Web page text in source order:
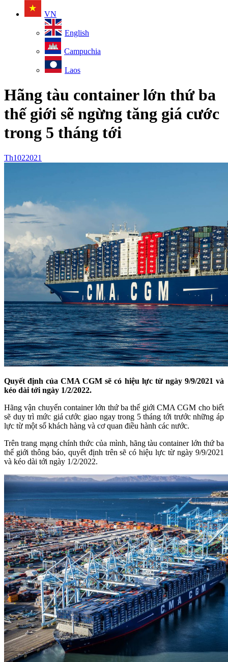
VN
English
Campuchia
Laos
Hãng tàu container lớn thứ ba
thế giới sẽ ngừng tăng giá cước
trong 5 tháng tới
Th1022021
Quyết định của CMA CGM sẽ có hiệu lực từ ngày 9/9/2021 và
kéo dài tới ngày 1/2/2022.
Hãng vận chuyển container lớn thứ ba thế giới CMA CGM cho biết
sẽ duy trì mức giá cước giao ngay trong 5 tháng tới trước những áp
lực từ một số khách hàng và cơ quan điều hành các nước.
Trên trang mạng chính thức của mình, hãng tàu container lớn thứ ba
thế giới thông báo, quyết định trên sẽ có hiệu lực từ ngày 9/9/2021
và kéo dài tới ngày 1/2/2022.